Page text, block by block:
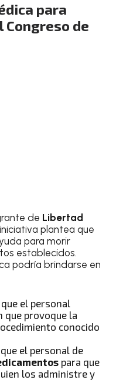
para
de
de Libertad
plantea que
para morir
establecidos.
podría brindarse en
el personal
que provoque la
conocido
el personal de
para que
los administre y